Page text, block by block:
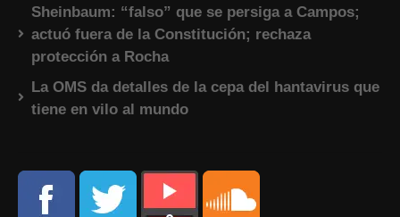
Sheinbaum: “falso” que se persiga a Campos;
actuó fuera de la Constitución; rechaza
protección a Rocha
La OMS da detalles de la cepa del hantavirus que
tiene en vilo al mundo